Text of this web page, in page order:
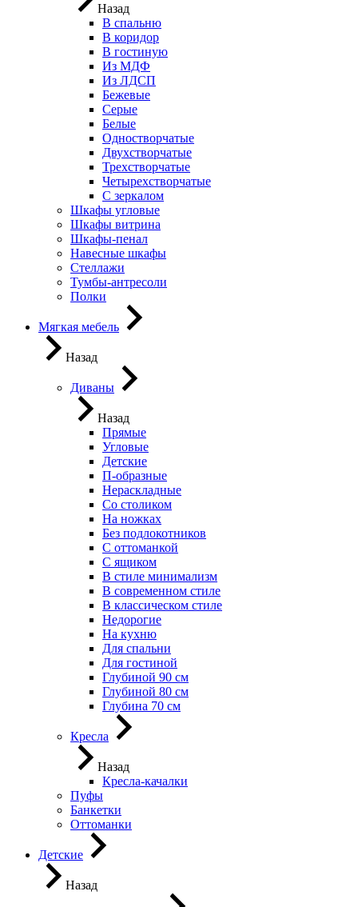
Назад
В спальню
В коридор
В гостиную
Из МДФ
Из ЛДСП
Бежевые
Серые
Белые
Одностворчатые
Двухстворчатые
Трехстворчатые
Четырехстворчатые
С зеркалом
Шкафы угловые
Шкафы витрина
Шкафы-пенал
Навесные шкафы
Стеллажи
Тумбы-антресоли
Полки
Мягкая мебель
Назад
Диваны
Назад
Прямые
Угловые
Детские
П-образные
Нераскладные
Со столиком
На ножках
Без подлокотников
С оттоманкой
С ящиком
В стиле минимализм
В современном стиле
В классическом стиле
Недорогие
На кухню
Для спальни
Для гостиной
Глубиной 90 см
Глубиной 80 см
Глубина 70 см
Кресла
Назад
Кресла-качалки
Пуфы
Банкетки
Оттоманки
Детские
Назад